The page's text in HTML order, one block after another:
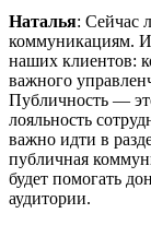
Наталья: Сейчас
коммуникациям.
наших клиентов:
важного
Публичность —
лояльность
важно идти в
публичная
будет помогать
аудитории.